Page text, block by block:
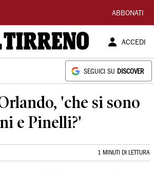
ABBONATI
ACCEDI
SEGUICI SU DISCOVER
'che si sono
e Pinelli?'
1 MINUTI DI LETTURA